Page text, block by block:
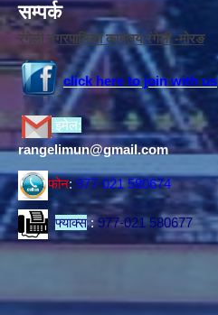
सम्पर्क
रंगेली नगरपालिका कार्यलय,रंगेली -मोरङ
click here to join with us
इमेल:
rangelimun@gmail.com
फोन:977-021 580674
फ्याक्स:977-021 580677